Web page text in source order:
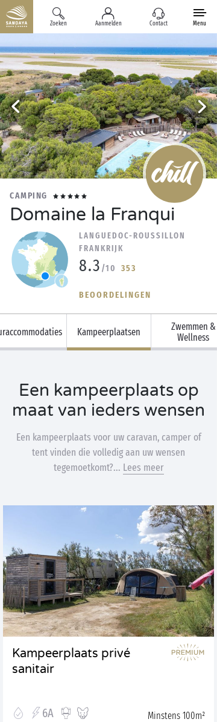
Zoeken Aanmelden Contact Menu
CAMPING
Domaine la Franqui
LANGUEDOC-ROUSSILLON
FRANKRIJK
8.3 /10 353
BEOORDELINGEN
Kampeerplaatsen
Zwemmen &
Wellness
Een kampeerplaats op
maat van ieders wensen
Een kampeerplaats voor uw caravan, camper of
tent vinden die volledig aan uw wensen
tegemoetkomt?... Lees meer
Kampeerplaats privé
sanitair
6A Minstens 100m²